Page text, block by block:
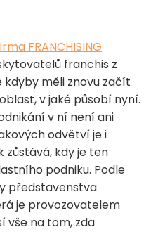
FRANCHISING
franchis z
kdyby měli znovu začít
v jaké působí nyní.
v ní není ani
odvětví je i
zůstává, kdy je ten
podniku. Podle
představenstva
je provozovatelem
vše na tom, zda